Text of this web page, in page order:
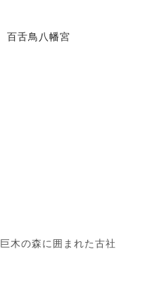
百舌鳥八幡宮
巨木の森に囲まれた古社